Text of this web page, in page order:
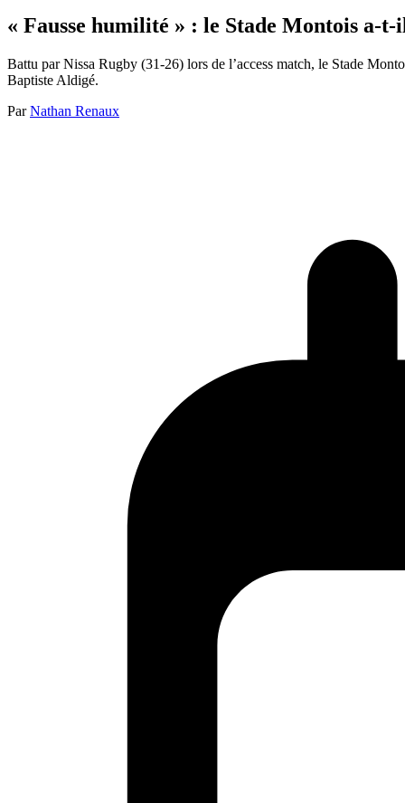
« Fausse humilité » : le Stade Montois a-
Battu par Nissa Rugby (31-26) lors de l’access match, le Stade
Baptiste Aldigé.
Par Nathan Renaux